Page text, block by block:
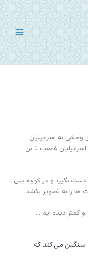
وحشی به اسراییلیان
غاصب تا بن
دست بگیرد و در کوچه پس
را به تصویر بکشد.
و کمتر دیده ایم …
سنگین می کند که